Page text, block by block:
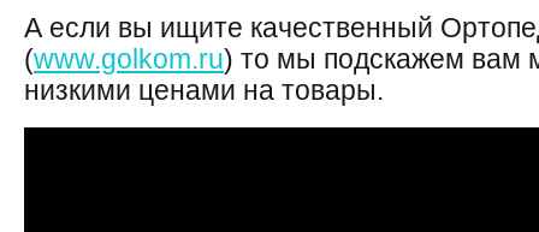
А если вы ищите качественный
(www.golkom.ru) то мы подскажем вам
низкими ценами на товары.